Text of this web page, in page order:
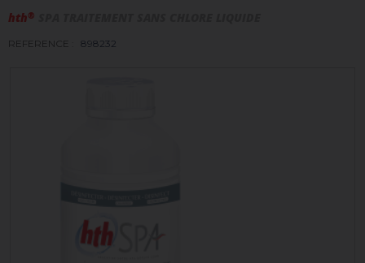
hth®
REFERENCE : 898232